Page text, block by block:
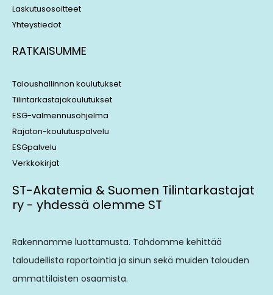
Laskutusosoitteet
Yhteystiedot
RATKAISUMME
Taloushallinnon koulutukset
Tilintarkastajakoulutukset
ESG-valmennusohjelma
Rajaton-koulutuspalvelu
ESGpalvelu
Verkkokirjat
ST-Akatemia & Suomen Tilintarkastajat
ry - yhdessä olemme ST
Rakennamme luottamusta. Tahdomme kehittää
taloudellista raportointia ja sinun sekä muiden talouden
ammattilaisten osaamista.